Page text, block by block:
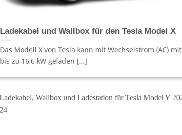
Ladekabel und Wallbox für den Tesla Model X
Das Modell X von Tesla kann mit Wechselstrom (AC) mit
bis zu 16,6 kW geladen [...]